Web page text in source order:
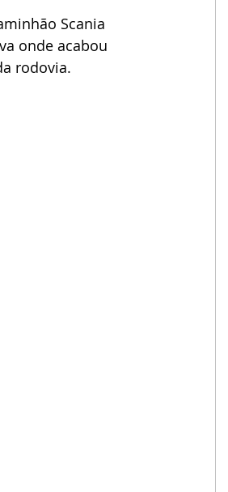
Scania
onde acabou
rodovia.